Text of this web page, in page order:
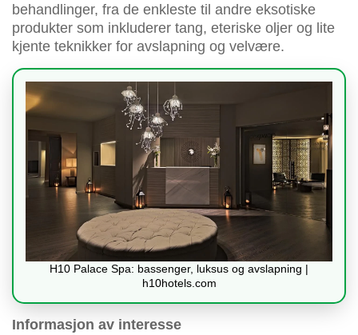
behandlinger, fra de enkleste til andre eksotiske
produkter som inkluderer tang, eteriske oljer og lite
kjente teknikker for avslapning og velvære.
H10 Palace Spa: bassenger, luksus og avslapning |
h10hotels.com
Informasjon av interesse